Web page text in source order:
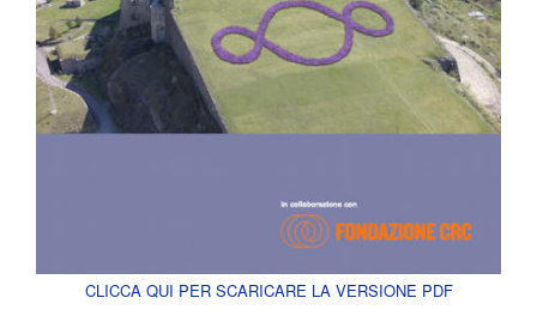
CLICCA QUI PER SCARICARE LA VERSIONE PDF